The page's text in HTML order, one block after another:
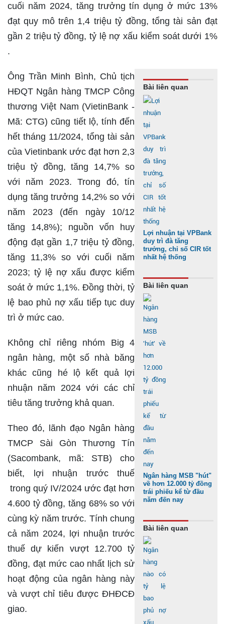
cuối năm 2024, tăng trưởng tín dụng ở mức 13%
đạt quy mô trên 1,4 triệu tỷ đồng, tổng tài sản đạt
gần 2 triệu tỷ đồng, tỷ lệ nợ xấu kiểm soát dưới 1%
.
Bài liên quan
Lợi nhuận tại VPBank
duy trì đà tăng
trưởng, chỉ số CIR tốt
nhất hệ thống
Bài liên quan
Ngân hàng MSB "hút"
về hơn 12.000 tỷ đồng
trái phiếu kể từ đầu
năm đến nay
Bài liên quan
Ông Trần Minh Bình, Chủ tịch
HĐQT Ngân hàng TMCP Công
thương Việt Nam (VietinBank -
Mã: CTG) cũng tiết lộ, tính đến
hết tháng 11/2024, tổng tài sản
của Vietinbank ước đạt hơn 2,3
triệu tỷ đồng, tăng 14,7% so
với năm 2023. Trong đó, tín
dụng tăng trưởng 14,2% so với
năm 2023 (đến ngày 10/12
tăng 14,8%); nguồn vốn huy
động đạt gần 1,7 triệu tỷ đồng,
tăng 11,3% so với cuối năm
2023; tỷ lệ nợ xấu được kiểm
soát ở mức 1,1%. Đồng thời, tỷ
lệ bao phủ nợ xấu tiếp tục duy
trì ở mức cao.
Không chỉ riêng nhóm Big 4
ngân hàng, một số nhà băng
khác cũng hé lộ kết quả lợi
nhuận năm 2024 với các chỉ
tiêu tăng trưởng khả quan.
Theo đó, lãnh đạo Ngân hàng
TMCP Sài Gòn Thương Tín
(Sacombank, mã: STB) cho
biết, lợi nhuận trước thuế
trong quý IV/2024 ước đạt hơn
4.600 tỷ đồng, tăng 68% so với
cùng kỳ năm trước. Tính chung
cả năm 2024, lợi nhuận trước
thuế dự kiến vượt 12.700 tỷ
đồng, đạt mức cao nhất lịch sử
hoạt động của ngân hàng này
và vượt chỉ tiêu được ĐHĐCĐ
giao.